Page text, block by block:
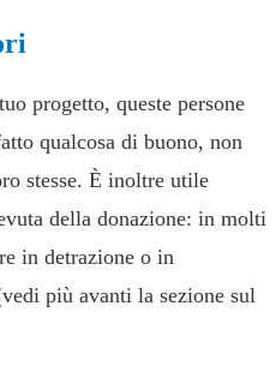
progetto, queste persone
qualcosa di buono, non
stesse. È inoltre utile
della donazione: in molti
in detrazione o in
più avanti la sezione sul